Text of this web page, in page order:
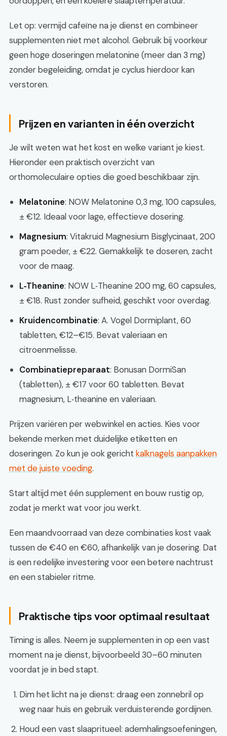
Let op: vermijd cafeïne na je dienst en combineer
supplementen niet met alcohol. Gebruik bij voorkeur
geen hoge doseringen melatonine (meer dan 3 mg)
zonder begeleiding, omdat je cyclus hierdoor kan
verstoren.
Prijzen en varianten in één overzicht
Je wilt weten wat het kost en welke variant je kiest.
Hieronder een praktisch overzicht van
orthomoleculaire opties die goed beschikbaar zijn.
Melatonine: NOW Melatonine 0,3 mg, 100 capsules,
± €12. Ideaal voor lage, effectieve dosering.
Magnesium: Vitakruid Magnesium Bisglycinaat, 200
gram poeder, ± €22. Gemakkelijk te doseren, zacht
voor de maag.
L‑Theanine: NOW L‑Theanine 200 mg, 60 capsules,
± €18. Rust zonder sufheid, geschikt voor overdag.
Kruidencombinatie: A. Vogel Dormiplant, 60
tabletten, €12–€15. Bevat valeriaan en
citroenmelisse.
Combinatiepreparaat: Bonusan DormiSan
(tabletten), ± €17 voor 60 tabletten. Bevat
magnesium, L‑theanine en valeriaan.
Prijzen variëren per webwinkel en acties. Kies voor
bekende merken met duidelijke etiketten en
doseringen. Zo kun je ook gericht kalknagels aanpakken
met de juiste voeding.
Start altijd met één supplement en bouw rustig op,
zodat je merkt wat voor jou werkt.
Een maandvoorraad van deze combinaties kost vaak
tussen de €40 en €60, afhankelijk van je dosering. Dat
is een redelijke investering voor een betere nachtrust
en een stabieler ritme.
Praktische tips voor optimaal resultaat
Timing is alles. Neem je supplementen in op een vast
moment na je dienst, bijvoorbeeld 30–60 minuten
voordat je in bed stapt.
Dim het licht na je dienst: draag een zonnebril op
weg naar huis en gebruik verduisterende gordijnen.
Houd een vast slaapritueel: ademhalingsoefeningen,